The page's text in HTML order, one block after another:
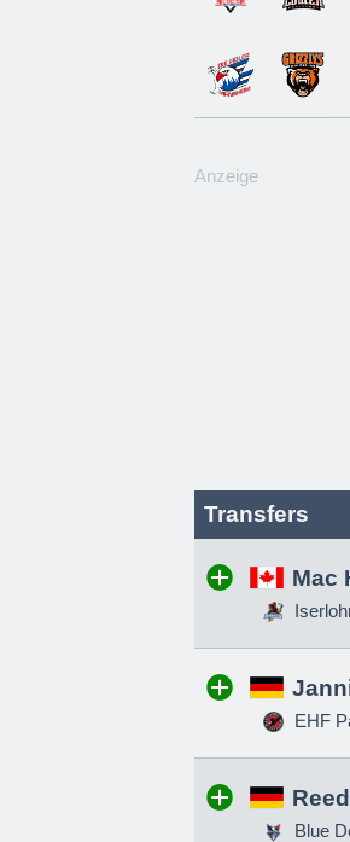
Anzeige
Transfers
Mac
EHF
Blue